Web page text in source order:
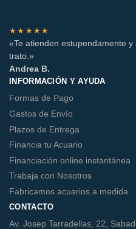
★★★★★
«Te atienden estupendamente
trato.»
Andrea B.
INFORMACIÓN Y AYUDA
Formas de Pago
Gastos de Envío
Plazos de Entrega
Financia tu Acuario
Financiación online instantánea
Trabaja con Nosotros
Fabricamos acuarios a medida
CONTACTO
Av. Josep Tarradellas, 22,